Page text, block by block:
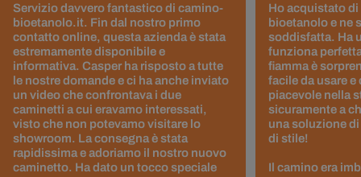
Servizio davvero fantastico di camino-
bioetanolo.it. Fin dal nostro primo
contatto online, questa azienda è stata
estremamente disponibile e
informativa. Casper ha risposto a tutte
le nostre domande e ci ha anche inviato
un video che confrontava i due
caminetti a cui eravamo interessati,
visto che non potevamo visitare lo
showroom. La consegna è stata
rapidissima e adoriamo il nostro nuovo
caminetto. Ha dato un tocco speciale
Ho acquistato di
bioetanolo e ne
soddisfatta. Ha
funziona
fiamma è
facile da usare e
piacevole nella
sicuramente a
una soluzione
di stile!
Il camino era